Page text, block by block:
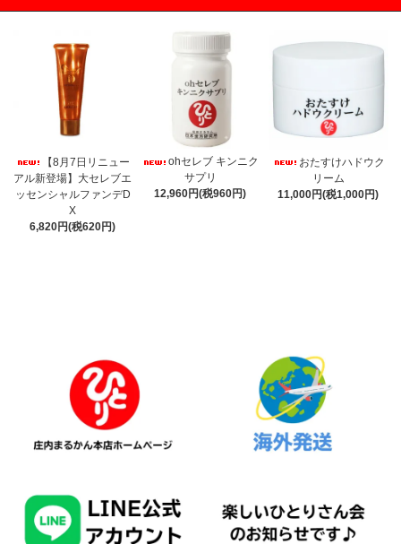
【8月7日リニュー
アル新登場】大セレブエ
ッセンシャルファンデD
X
6,820円(税620円)
ohセレブ キンニク
サプリ
12,960円(税960円)
おたすけハドウク
リーム
11,000円(税1,000円)